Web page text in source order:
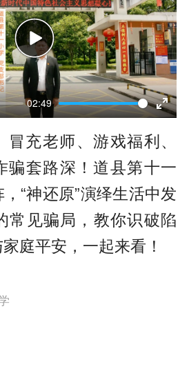
02:49
E
n
t
e
r
P
l
a
y
冒充老师、游戏福利、
套路深！道县第十一
“神还原”演绎生活中发
常见骗局，教你识破陷
庭平安，一起来看！